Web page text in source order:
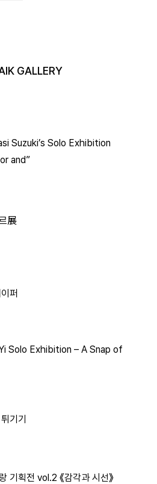
GALLERY
Suzuki’s Solo Exhibition
and”
展
퍼
Solo Exhibition – A Snap of
기기
기획전 vol.2 《감각과 시선》